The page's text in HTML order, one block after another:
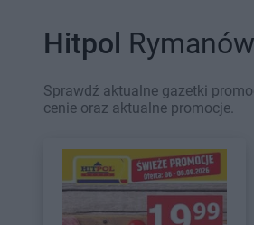
Hitpol
Sprawdź aktualne gazetki
cenie oraz aktualne promocje.